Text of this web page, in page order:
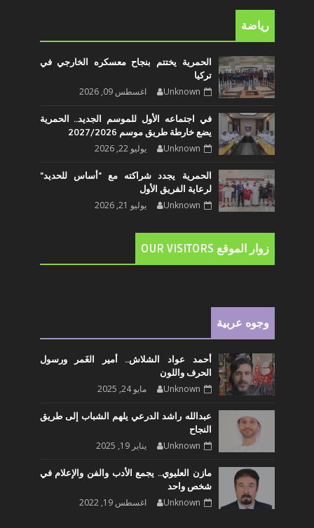
رياضة
الحمرية يختتم بنجاح معسكره الخارجي في
تركيا
Unknown اغسطس 09, 2026
في اجتماعه الأول للموسم الجديد.. الحمرية
يضع خارطة طريق موسم 2027/2026
Unknown يوليو 22, 2026
الحمرية يجدد شراكته مع "أساس للحديد"
لرعاية الفريق الأول
Unknown يوليو 21, 2026
زوار الموقع OUR VISITORS
وجوه عربية
أحمد عواد الشلاش.. أمير الغَمر ورسول
الحرف واللون
Unknown مايو 24, 2025
عبدالله راشد الدرعي يلهم الشباب إلى طريق
النجاح
Unknown يناير 19, 2025
مازن العليوي.. يجمع الأدب والفن والإعلام في
شخص واحد
Unknown اغسطس 19, 2022